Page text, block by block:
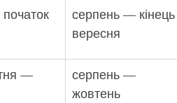
серпень — кінець
вересня
—
серпень —
жовтень